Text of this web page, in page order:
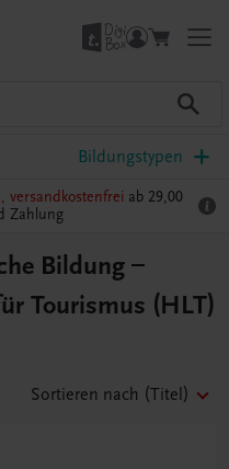
Bildungstypen
versandkostenfrei ab 29,00
Zahlung
Bildung –
Tourismus (HLT)
Sortieren nach (Titel)